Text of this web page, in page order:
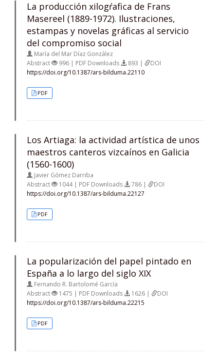
La producción xilogŕafica de Frans
Masereel (1889-1972). Ilustraciones,
estampas y novelas gráficas al servicio
del compromiso social
María del Mar Díaz González
Abstract
996 | PDF Downloads 893 |
DOI
https://doi.org/10.1387/ars-bilduma.22110
PDF
Los Artiaga: la actividad artística de unos
maestros canteros vizcaínos en Galicia
(1560-1600)
Javier Gómez Darriba
Abstract
1044 | PDF Downloads 786 |
DOI
https://doi.org/10.1387/ars-bilduma.22127
PDF
La popularización del papel pintado en
España a lo largo del siglo XIX
Fernando R. Bartolomé García
Abstract
1475 | PDF Downloads 1626 |
DOI
https://doi.org/10.1387/ars-bilduma.22215
PDF